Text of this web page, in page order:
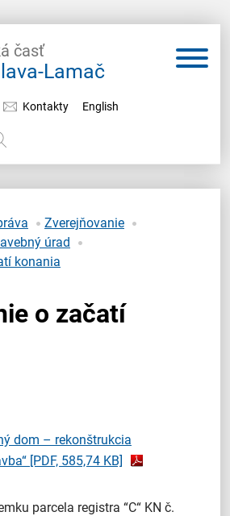
časť
Lamač
Kontakty English
Zverejňovanie
úrad
konania
o začatí
dom – rekonštrukcia
[PDF, 585,74 KB]
parcela registra “C“ KN č.